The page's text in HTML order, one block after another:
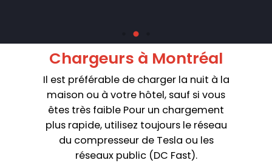
Chargeurs à Montréal
Il est préférable de charger la nuit à la
maison ou à votre hôtel, sauf si vous
êtes très faible Pour un chargement
plus rapide, utilisez toujours le réseau
du compresseur de Tesla ou les
réseaux public (DC Fast).